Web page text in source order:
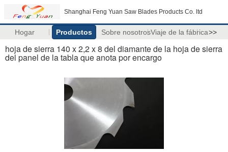
Shanghai Feng Yuan Saw Blades Products Co. ltd
Hogar Productos Sobre nosotrosViaje de la fábrica>>
hoja de sierra 140 x 2,2 x 8 del diamante de la hoja de sierra
del panel de la tabla que anota por encargo